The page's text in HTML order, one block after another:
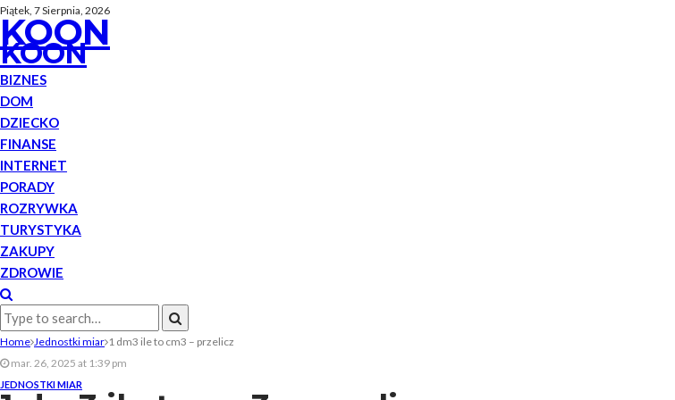
Piątek, 7 Sierpnia, 2026
KOON
KOON
BIZNES
DOM
DZIECKO
FINANSE
INTERNET
PORADY
ROZRYWKA
TURYSTYKA
ZAKUPY
ZDROWIE
Home Jednostki miar 1 dm3 ile to cm3 – przelicz
mar. 26, 2025 at 1:39 pm
JEDNOSTKI MIAR